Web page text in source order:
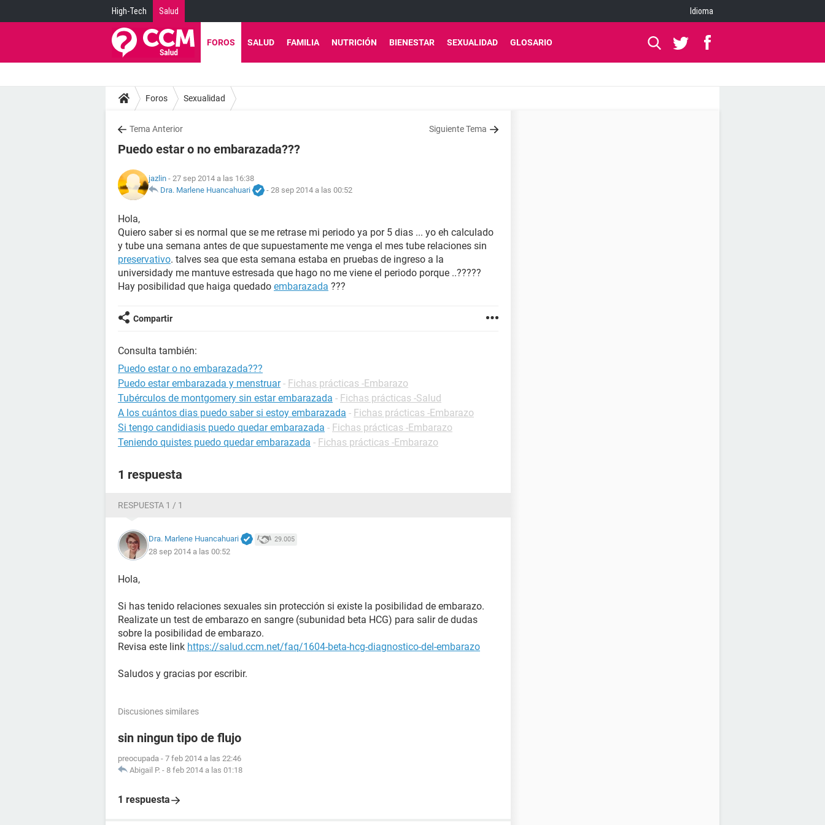
High-Tech Salud Idioma
FOROS SALUD FAMILIA NUTRICIÓN BIENESTAR SEXUALIDAD GLOSARIO
Foros Sexualidad
Tema Anterior Siguiente Tema
Puedo estar o no embarazada???
jazlin - 27 sep 2014 a las 16:38
Dra. Marlene Huancahuari
- 28 sep 2014 a las 00:52
Hola,
Quiero saber si es normal que se me retrase mi periodo ya por 5 dias ... yo eh calculado
y tube una semana antes de que supuestamente me venga el mes tube relaciones sin
preservativo. talves sea que esta semana estaba en pruebas de ingreso a la
universidady me mantuve estresada que hago no me viene el periodo porque ..?????
Hay posibilidad que haiga quedado embarazada ???
Compartir
Consulta también:
Puedo estar o no embarazada???
Puedo estar embarazada y menstruar - Fichas prácticas -Embarazo
Tubérculos de montgomery sin estar embarazada - Fichas prácticas -Salud
A los cuántos dias puedo saber si estoy embarazada - Fichas prácticas -Embarazo
Si tengo candidiasis puedo quedar embarazada - Fichas prácticas -Embarazo
Teniendo quistes puedo quedar embarazada - Fichas prácticas -Embarazo
1 respuesta
RESPUESTA 1 / 1
Dra. Marlene Huancahuari 29.005
28 sep 2014 a las 00:52
Hola,
Si has tenido relaciones sexuales sin protección si existe la posibilidad de embarazo.
Realizate un test de embarazo en sangre (subunidad beta HCG) para salir de dudas
sobre la posibilidad de embarazo.
Revisa este link https://salud.ccm.net/faq/1604-beta-hcg-diagnostico-del-embarazo
Saludos y gracias por escribir.
Discusiones similares
sin ningun tipo de flujo
preocupada - 7 feb 2014 a las 22:46
Abigail P. - 8 feb 2014 a las 01:18
1 respuesta